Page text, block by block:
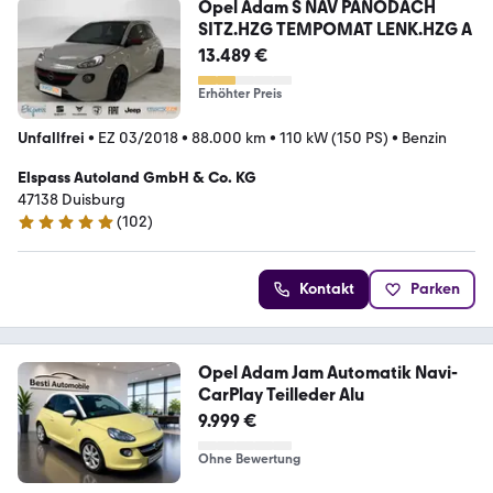
Opel Adam S NAV PANODACH
SITZ.HZG TEMPOMAT LENK.HZG A
13.489 €
Erhöhter Preis
Unfallfrei • EZ 03/2018• 88.000 km • 110 kW (150 PS) • Benzin
Elspass Autoland GmbH & Co. KG
47138 Duisburg
4.8 Sterne
(102)
Kontakt Parken
Opel Adam Jam Automatik Navi-
CarPlay Teilleder Alu
9.999 €
Ohne Bewertung